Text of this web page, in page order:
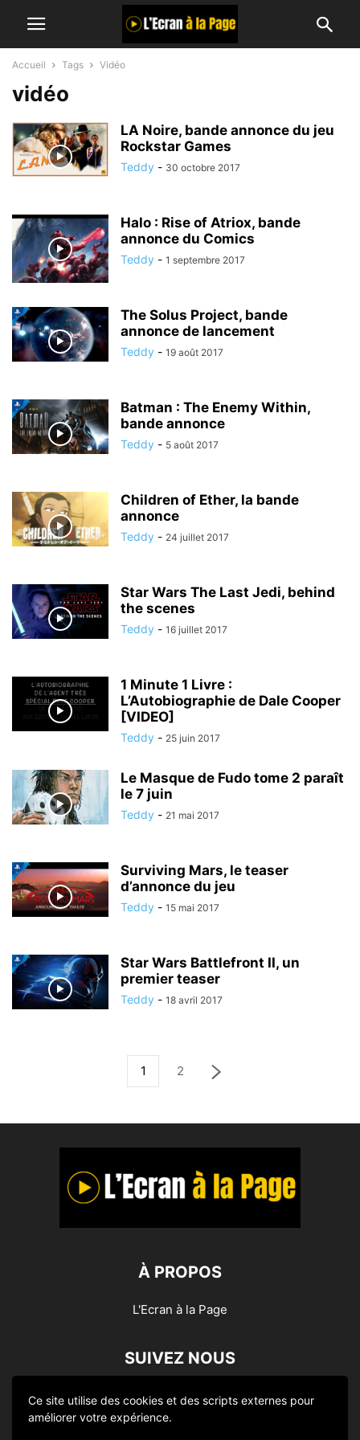
Ce site utilise des cookies et des scripts externes pour
améliorer votre expérience.
Accueil Tags Vidéo
vidéo
LA Noire, bande annonce du jeu
Rockstar Games
Teddy - 30 octobre 2017
Halo : Rise of Atriox, bande
annonce du Comics
Teddy - 1 septembre 2017
The Solus Project, bande
annonce de lancement
Teddy - 19 août 2017
Batman : The Enemy Within,
bande annonce
Teddy - 5 août 2017
Children of Ether, la bande
annonce
Teddy - 24 juillet 2017
Star Wars The Last Jedi, behind
the scenes
Teddy - 16 juillet 2017
1 Minute 1 Livre :
L’Autobiographie de Dale Cooper
[VIDEO]
Teddy - 25 juin 2017
Le Masque de Fudo tome 2 paraît
le 7 juin
Teddy - 21 mai 2017
Surviving Mars, le teaser
d’annonce du jeu
Teddy - 15 mai 2017
Star Wars Battlefront II, un
premier teaser
Teddy - 18 avril 2017
1 2
À PROPOS
L'Ecran à la Page
SUIVEZ NOUS